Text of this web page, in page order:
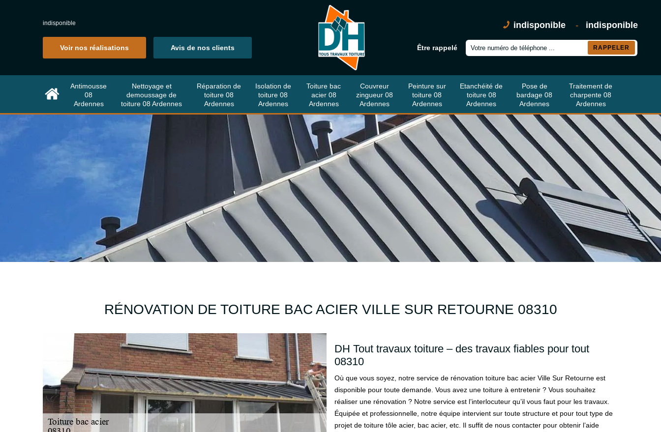
indisponible
Voir nos réalisations Avis de nos clients
indisponible - indisponible
Être rappelé
Antimousse
08
Ardennes
Nettoyage et
demoussage de
toiture 08 Ardennes
Réparation de
toiture 08
Ardennes
Isolation de
toiture 08
Ardennes
Toiture bac
acier 08
Ardennes
Couvreur
zingueur 08
Ardennes
Peinture sur
toiture 08
Ardennes
Etanchéité de
toiture 08
Ardennes
Pose de
bardage 08
Ardennes
Traitement de
charpente 08
Ardennes
RÉNOVATION DE TOITURE BAC ACIER VILLE SUR RETOURNE 08310
DH Tout travaux toiture – des travaux fiables pour tout
08310
Où que vous soyez, notre service de rénovation toiture bac acier Ville Sur Retourne est
disponible pour toute demande. Vous avez une toiture à entretenir ? Vous souhaitez
réaliser une rénovation ? Notre service est l’interlocuteur qu’il vous faut pour les travaux.
Équipée et professionnelle, notre équipe intervient sur toute structure et pour tout type de
projet de toiture tôle acier, bac acier, etc. Il suffit de nous contacter pour obtenir l’aide